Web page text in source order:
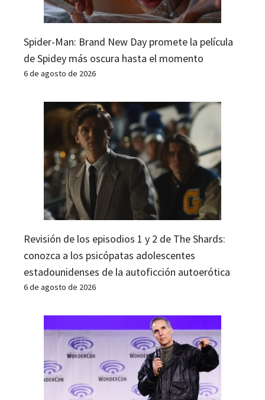
Spider-Man: Brand New Day promete la película
de Spidey más oscura hasta el momento
6 de agosto de 2026
Revisión de los episodios 1 y 2 de The Shards:
conozca a los psicópatas adolescentes
estadounidenses de la autoficción autoerótica
6 de agosto de 2026